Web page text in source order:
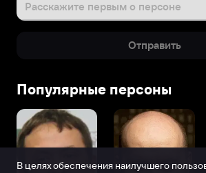
Расскажите первым о персоне
Отправить
Популярные персоны
В целях обеспечения наилучшего